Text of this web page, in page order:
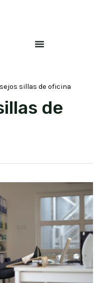
sillas de oficina
de